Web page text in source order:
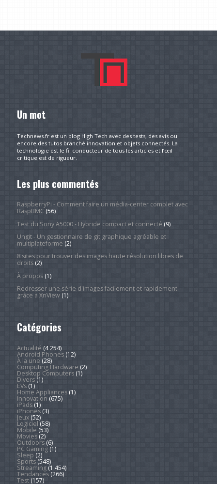
Un mot
Technews.fr est un blog High Tech avec des tests, des avis ou
encore des tutos branché innovation et objets connectés. La
technologie est le fil conducteur de tous les articles et l’œil
critique est de rigueur.
Les plus commentés
RaspberryPi - Comment faire un média-center complet avec
RaspBMC(56)
Test du Sony A5000 - Hybride compact et connecté (9)
Ungit - Un gestionnaire de git graphique agréable et
multiplateforme (2)
8 sites pour trouver des images haute résolution libres de
droits(2)
À propos(1)
Redresser une série d'images facilement et rapidement
grâce à XnView(1)
Catégories
Actualité (4 254)
Android Phones(12)
À la une (28)
Computing Hardware (2)
Desktop Computers(1)
Divers(1)
EVs(1)
Home Appliances(1)
Innovation (675)
iPads(1)
iPhones(3)
Jeux(52)
Logiciel (58)
Mobile (53)
Movies(2)
Outdoors(6)
PC Gaming(1)
Sleep (2)
Sports(548)
Streaming(1 454)
Tendances(266)
Test(157)